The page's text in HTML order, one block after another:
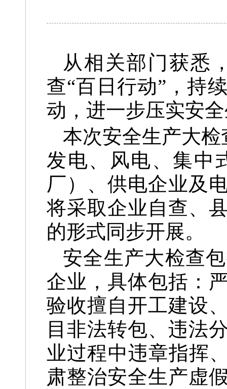
从相关部门获悉
查“百日行动”，持
动，进一步压实安
本次安全生产大
发电、风电、集中
厂）、供电企业及
将采取企业自查、
的形式同步开展。
安全生产大检查
企业，具体包括：
验收擅自开工建设
目非法转包、违法
业过程中违章指挥
肃整治安全生产虚